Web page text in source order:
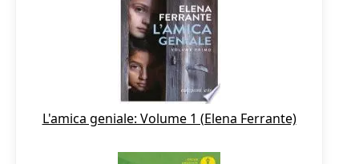
L'amica geniale: Volume 1 (Elena Ferrante)